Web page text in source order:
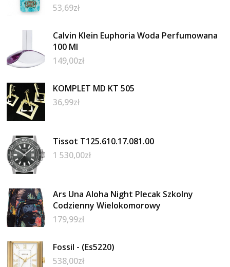
53,69zł
Calvin Klein Euphoria Woda Perfumowana
100 Ml
149,00zł
KOMPLET MD KT 505
36,99zł
Tissot T125.610.17.081.00
1 530,00zł
Ars Una Aloha Night Plecak Szkolny
Codzienny Wielokomorowy
179,99zł
Fossil - (Es5220)
538,00zł